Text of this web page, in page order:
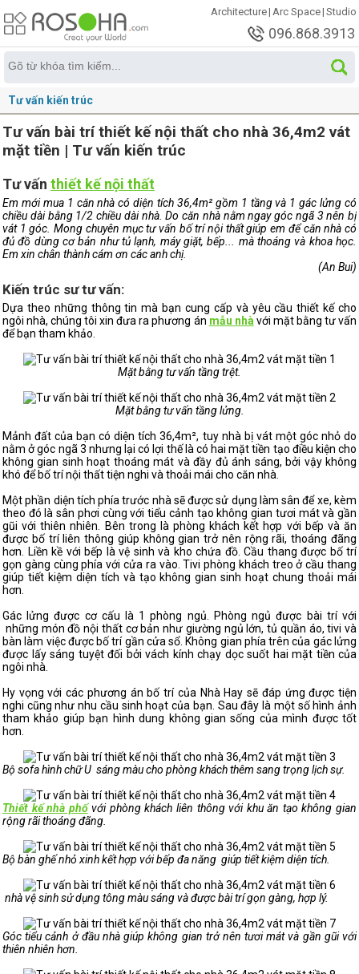
Architecture| Arc Space| Studio
096.868.3913
Tư vấn kiến trúc
Tư vấn bài trí thiết kế nội thất cho nhà 36,4m2 vát
mặt tiền | Tư vấn kiến trúc
Tư vấn thiết kế nội thất
Em mới mua 1 căn nhà có diện tích 36,4m² gồm 1 tầng và 1 gác lửng có
chiều dài bằng 1/2 chiều dài nhà.Do căn nhà nằm ngay góc ngã 3 nên bị
vát 1 góc. Mong chuyên mục tư vấn bố trí nội thất giúp em để căn nhà có
đủ đồ dùng cơ bản nhưtủ lạnh, máy giặt, bếp... mà thoáng và khoa học.
Em xin chân thành cám ơn các anh chị.
(An Bui)
Kiến trúc sư tư vấn:
Dựa theo những thông tin mà bạn cung cấp và yêu cầu thiết kế cho
ngôi nhà, chúng tôi xin đưa ra phương án mẫu nhà với mặt bằng tư vấn
để bạn tham khảo.
Mặt bằng tư vấn tầng trệt.
Mặt bằng tư vấn tầng lửng.
Mảnh đất của bạn có diện tích 36,4m², tuy nhà bị vát một góc nhỏ do
nằm ở góc ngã 3 nhưng lại có lợi thế là có hai mặt tiền tạo điều kiện cho
không gian sinh hoạt thoáng mát và đầy đủ ánh sáng, bởi vậy không
khó để bố trí nội thất tiện nghi và thoải mái cho căn nhà.
Một phần diện tích phía trước nhà sẽ được sử dụng làm sân để xe, kèm
theo đó là sân phơi cùng với tiểu cảnh tạo không gian tươi mát và gần
gũi với thiên nhiên. Bên trong là phòng khách kết hợp với bếp và ăn
được bố trí liên thông giúp không gian trở nên rộng rãi, thoáng đãng
hơn. Liền kề với bếp là vệ sinh và kho chứa đồ. Cầu thang được bố trí
gọn gàng cùng phía với cửa ra vào. Tivi phòng khách treo ở cầu thang
giúp tiết kiệm diện tích và tạo không gian sinh hoạt chung thoải mái
hơn.
Gác lửng được cơ cấu là 1 phòng ngủ. Phòng ngủ được bài trí với
những món đồ nội thất cơ bản như giường ngủ lớn, tủ quần áo, tivi và
bàn làm việc được bố trí gần cửa sổ. Không gian phía trên của gác lửng
được lấy sáng tuyệt đối bởi vách kính chạy dọc suốt hai mặt tiền của
ngôi nhà.
Hy vọng với các phương án bố trí của Nhà Hay sẽ đáp ứng được tiện
nghi cũng như nhu cầu sinh hoạt của bạn. Sau đây là một số hình ảnh
tham khảo giúp bạn hình dung không gian sống của mình được tốt
hơn.
Bộ sofa hình chữ U sáng màu cho phòng khách thêm sang trọng lịch sự.
Thiết kế nhà phốvới phòng khách liên thông với khu ăn tạo không gian
rộng rãi thoáng đãng.
Bộ bàn ghế nhỏ xinh kết hợp với bếp đa năng giúp tiết kiệm diện tích.
nhà vệ sinh sử dụng tông màu sáng và được bài trí gọn gàng, hợp lý.
Góc tiểu cảnh ở đầu nhà giúp không gian trở nên tươi mát và gần gũi với
thiên nhiên hơn.